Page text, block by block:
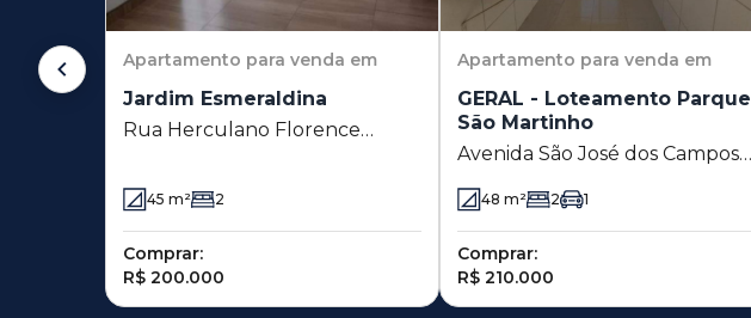
Apartamento para venda em
Jardim Esmeraldina
Rua Herculano Florence
Esmeraldina - Campinas - SP
45 m² 2
Comprar:
R$ 200.000
Apartamento para venda em
GERAL - Loteamento Parque
São Martinho
Avenida São José dos Campos
Martinho - Campinas - SP
48 m² 2 1
Comprar:
R$ 210.000